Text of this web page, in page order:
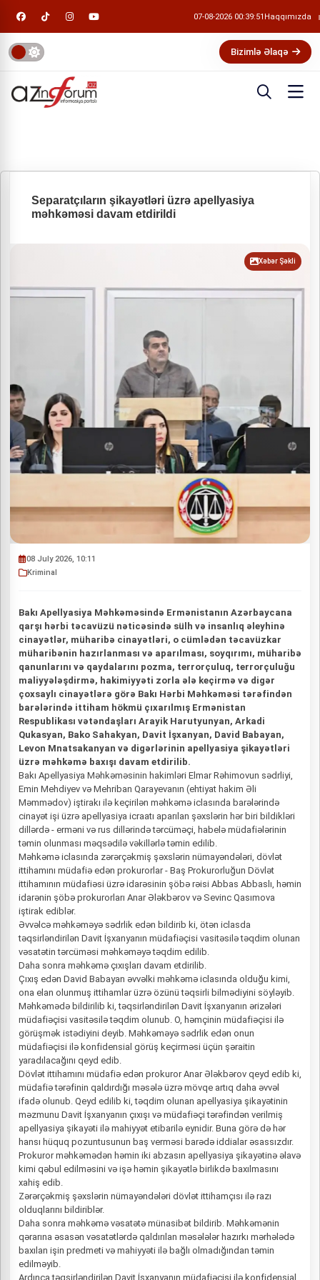
07-08-2026 00:39:52 Haqqımızda
Bizimlə Əlaqə
Separatçıların şikayətləri üzrə apellyasiya
məhkəməsi davam etdirildi
Xəbər Şəkli
08 July 2026, 10:11
Kriminal
Bakı Apellyasiya Məhkəməsində Ermənistanın Azərbaycana
qarşı hərbi təcavüzü nəticəsində sülh və insanlıq əleyhinə
cinayətlər, müharibə cinayətləri, o cümlədən təcavüzkar
müharibənin hazırlanması və aparılması, soyqırımı, müharibə
qanunlarını və qaydalarını pozma, terrorçuluq, terrorçuluğu
maliyyələşdirmə, hakimiyyəti zorla ələ keçirmə və digər
çoxsaylı cinayətlərə görə Bakı Hərbi Məhkəməsi tərəfindən
barələrində ittiham hökmü çıxarılmış Ermənistan
Respublikası vətəndaşları Arayik Harutyunyan, Arkadi
Qukasyan, Bako Sahakyan, Davit İşxanyan, David Babayan,
Levon Mnatsakanyan və digərlərinin apellyasiya şikayətləri
üzrə məhkəmə baxışı davam etdirilib.
Bakı Apellyasiya Məhkəməsinin hakimləri Elmar Rəhimovun sədrliyi,
Emin Mehdiyev və Mehriban Qarayevanın (ehtiyat hakim Əli
Məmmədov) iştirakı ilə keçirilən məhkəmə iclasında barələrində
cinayət işi üzrə apellyasiya icraatı aparılan şəxslərin hər biri bildikləri
dillərdə - erməni və rus dillərində tərcüməçi, habelə müdafiələrinin
təmin olunması məqsədilə vəkillərlə təmin edilib.
Məhkəmə iclasında zərərçəkmiş şəxslərin nümayəndələri, dövlət
ittihamını müdafiə edən prokurorlar - Baş Prokurorluğun Dövlət
ittihamının müdafiəsi üzrə idarəsinin şöbə rəisi Abbas Abbaslı, həmin
idarənin şöbə prokurorları Anar Ələkbərov və Sevinc Qasımova
iştirak ediblər.
Əvvəlcə məhkəməyə sədrlik edən bildirib ki, ötən iclasda
təqsirləndirilən Davit İşxanyanın müdafiəçisi vasitəsilə təqdim olunan
vəsatətin tərcüməsi məhkəməyə təqdim edilib.
Daha sonra məhkəmə çıxışları davam etdirilib.
Çıxış edən David Babayan əvvəlki məhkəmə iclasında olduğu kimi,
ona elan olunmuş ittihamlar üzrə özünü təqsirli bilmədiyini söyləyib.
Məhkəmədə bildirilib ki, təqsirləndirilən Davit İşxanyanın ərizələri
müdafiəçisi vasitəsilə təqdim olunub. O, həmçinin müdafiəçisi ilə
görüşmək istədiyini deyib. Məhkəməyə sədrlik edən onun
müdafiəçisi ilə konfidensial görüş keçirməsi üçün şəraitin
yaradılacağını qeyd edib.
Dövlət ittihamını müdafiə edən prokuror Anar Ələkbərov qeyd edib ki,
müdafiə tərəfinin qaldırdığı məsələ üzrə mövqe artıq daha əvvəl
ifadə olunub. Qeyd edilib ki, təqdim olunan apellyasiya şikayətinin
məzmunu Davit İşxanyanın çıxışı və müdafiəçi tərəfindən verilmiş
apellyasiya şikayəti ilə mahiyyət etibarilə eynidir. Buna görə də hər
hansı hüquq pozuntusunun baş verməsi barədə iddialar əsassızdır.
Prokuror məhkəmədən həmin iki abzasın apellyasiya şikayətinə əlavə
kimi qəbul edilməsini və işə həmin şikayətlə birlikdə baxılmasını
xahiş edib.
Zərərçəkmiş şəxslərin nümayəndələri dövlət ittihamçısı ilə razı
olduqlarını bildiriblər.
Daha sonra məhkəmə vəsatətə münasibət bildirib. Məhkəmənin
qərarına əsasən vəsatətlərdə qaldırılan məsələlər hazırkı mərhələdə
baxılan işin predmeti və mahiyyəti ilə bağlı olmadığından təmin
edilməyib.
Ardınca təqsirləndirilən Davit İşxanyanın müdafiəçisi ilə konfidensial